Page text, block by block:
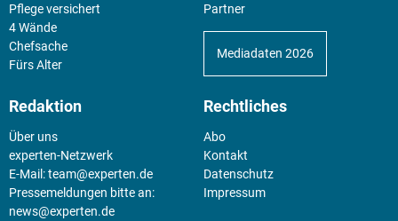
Pflege versichert
4 Wände
Chefsache
Fürs Alter
Partner
Mediadaten 2026
Redaktion
Über uns
experten-Netzwerk
E-Mail:team@experten.de
Pressemeldungen bitte an:
news@experten.de
Rechtliches
Abo
Kontakt
Datenschutz
Impressum